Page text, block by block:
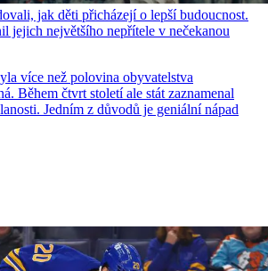
jak děti přicházejí o lepší budoucnost.
jejich největšího nepřítele v nečekanou
více než polovina obyvatelstva
Během čtvrt století ale stát zaznamenal
Jedním z důvodů je geniální nápad